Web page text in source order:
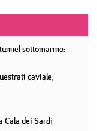
sottomarino:
caviale,
Cala dei Sardi